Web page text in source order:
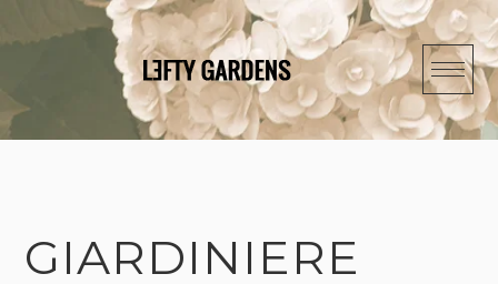
to
GIARDINIERE